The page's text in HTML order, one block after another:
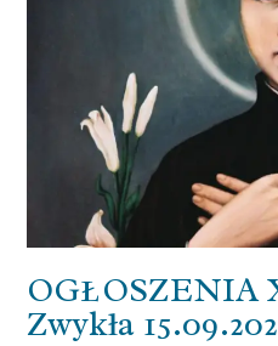
OGŁOSZENIA
Zwykła